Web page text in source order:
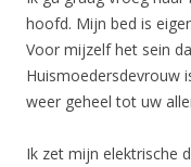
hoofd. Mijn bed is
Voor mijzelf het sein
Huismoedersdevrouw
weer geheel tot uw
Ik zet mijn elektrische